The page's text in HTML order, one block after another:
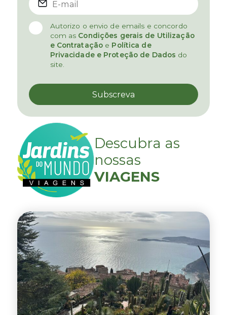
Autorizo o envio de emails e concordo
com as Condições gerais de Utilização
e Contratação e Política de
Privacidade e Proteção de Dados do
site.
Descubra as
nossas
VIAGENS